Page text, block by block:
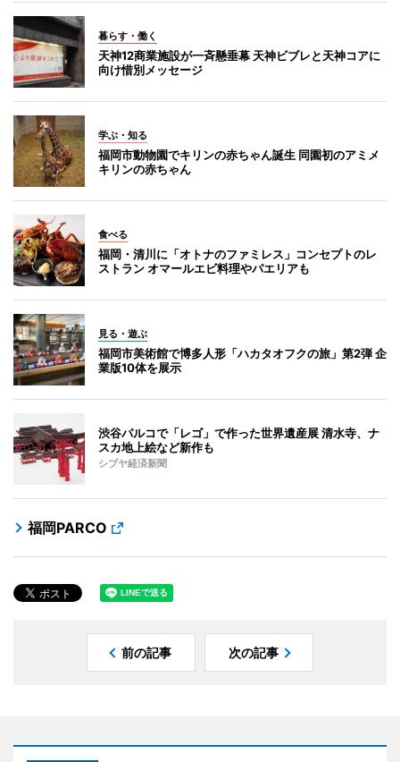
暮らす・働く
天神12商業施設が一斉懸垂幕 天神ビブレと天神コアに
向け惜別メッセージ
学ぶ・知る
福岡市動物園でキリンの赤ちゃん誕生 同園初のアミメ
キリンの赤ちゃん
食べる
福岡・清川に「オトナのファミレス」コンセプトのレ
ストラン オマールエビ料理やパエリアも
見る・遊ぶ
福岡市美術館で博多人形「ハカタオフクの旅」第2弾 企
業版10体を展示
渋谷パルコで「レゴ」で作った世界遺産展 清水寺、ナ
スカ地上絵など新作も
シブヤ経済新聞
福岡PARCO
前の記事 次の記事